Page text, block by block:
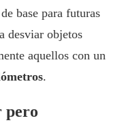
base para futuras
desviar objetos
aquellos con un
.
pero